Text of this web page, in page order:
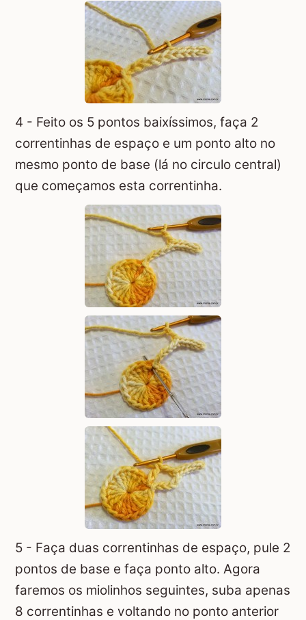
4 - Feito os 5 pontos baixíssimos, faça 2
correntinhas de espaço e um ponto alto no
mesmo ponto de base (lá no circulo central)
que começamos esta correntinha.
5 - Faça duas correntinhas de espaço, pule 2
pontos de base e faça ponto alto. Agora
faremos os miolinhos seguintes, suba apenas
8 correntinhas e voltando no ponto anterior